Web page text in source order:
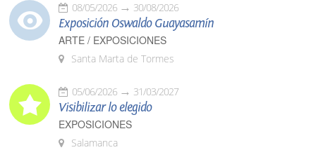
08/05/2026 30/08/2026
Exposición Oswaldo Guayasamín
ARTE / EXPOSICIONES
Santa Marta de Tormes
05/06/2026 31/03/2027
Visibilizar lo elegido
EXPOSICIONES
Salamanca